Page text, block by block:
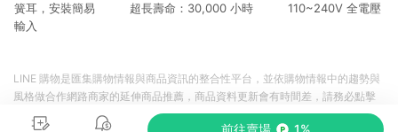
簧耳，安裝簡易 超長壽命：30,000 小時 110~240V 全電壓
輸入
前往賣場 1%
LINE 購物是匯集購物情報與商品資訊的整合性平台，並依購物情報中的趨勢與
風格做合作網路商家的延伸商品推薦，商品資料更新會有時間差，請務必點擊
商品至各合作網路商家，確認現售價與購物條件，一切資訊以合作廠商網頁為